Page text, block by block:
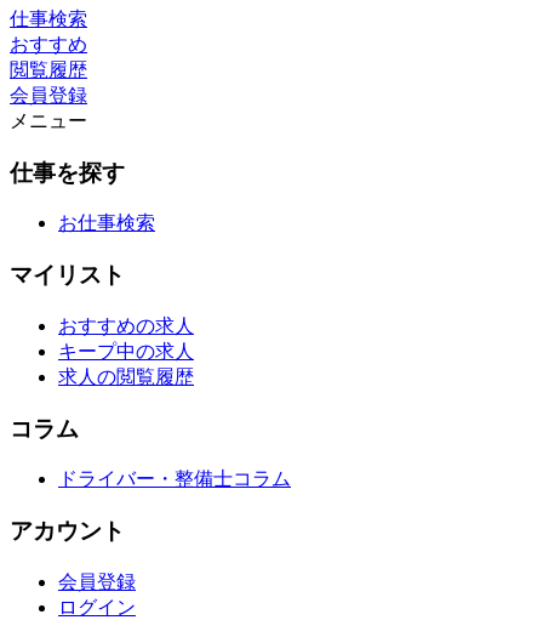
仕事検索
おすすめ
閲覧履歴
会員登録
メニュー
仕事を探す
お仕事検索
マイリスト
おすすめの求人
キープ中の求人
求人の閲覧履歴
コラム
ドライバー・整備士コラム
アカウント
会員登録
ログイン